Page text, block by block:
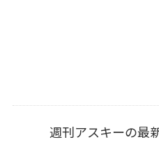
週刊アスキーの最